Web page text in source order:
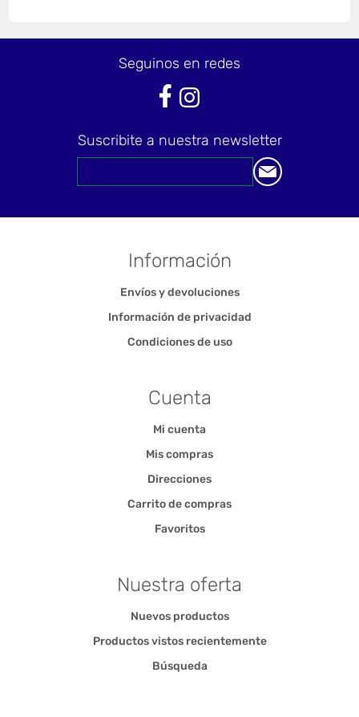
Seguinos en redes
Suscribite a nuestra newsletter
Información
Envíos y devoluciones
Información de privacidad
Condiciones de uso
Cuenta
Mi cuenta
Mis compras
Direcciones
Carrito de compras
Favoritos
Nuestra oferta
Nuevos productos
Productos vistos recientemente
Búsqueda